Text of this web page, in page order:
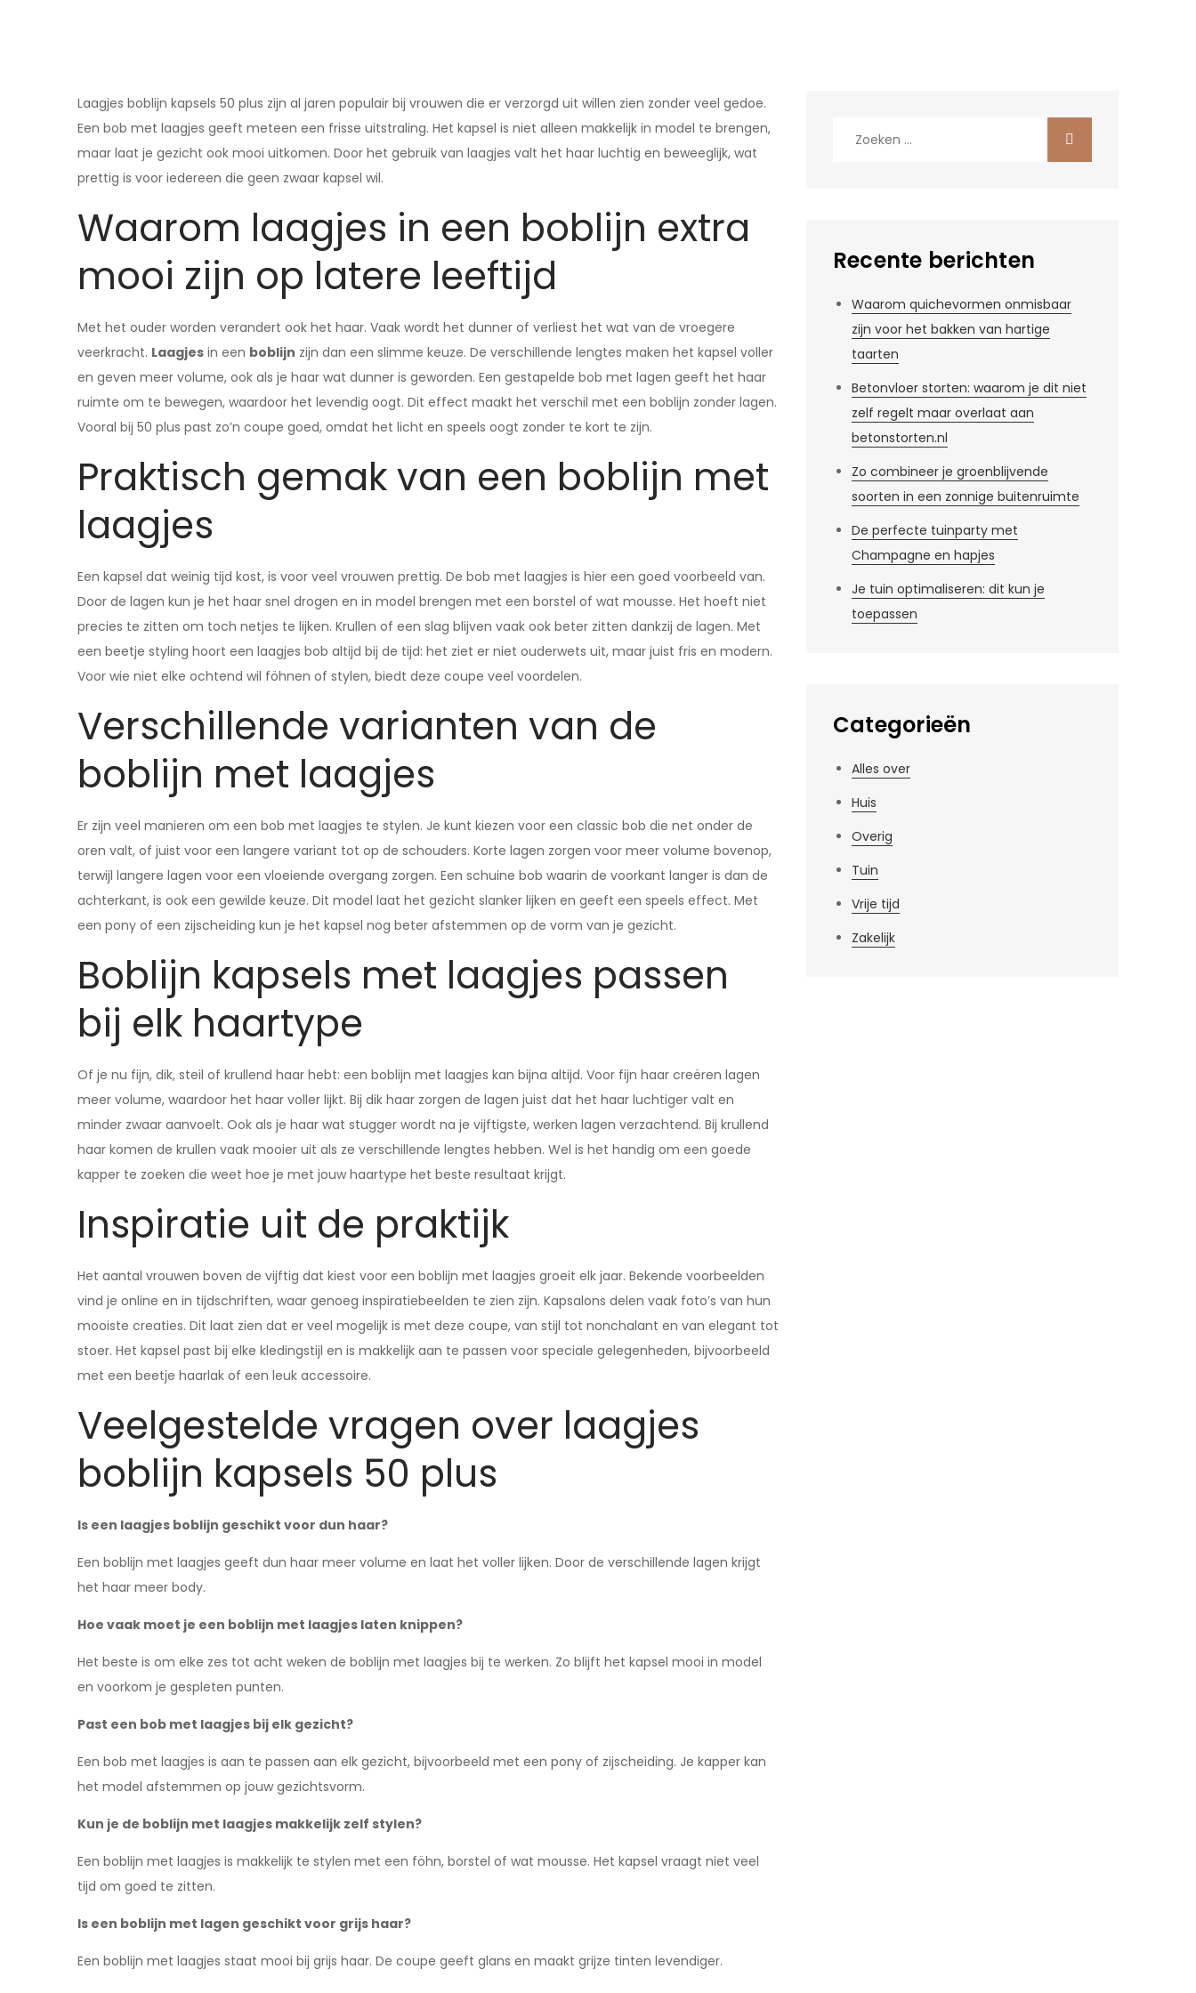
Laagjes boblijn kapsels 50 plus zijn al jaren populair bij vrouwen die er verzorgd uit willen zien zonder veel gedoe.
Een bob met laagjes geeft meteen een frisse uitstraling. Het kapsel is niet alleen makkelijk in model te brengen,
maar laat je gezicht ook mooi uitkomen. Door het gebruik van laagjes valt het haar luchtig en beweeglijk, wat
prettig is voor iedereen die geen zwaar kapsel wil.
Waarom laagjes in een boblijn extra
mooi zijn op latere leeftijd
Met het ouder worden verandert ook het haar. Vaak wordt het dunner of verliest het wat van de vroegere
veerkracht. Laagjes in een boblijn zijn dan een slimme keuze. De verschillende lengtes maken het kapsel voller
en geven meer volume, ook als je haar wat dunner is geworden. Een gestapelde bob met lagen geeft het haar
ruimte om te bewegen, waardoor het levendig oogt. Dit effect maakt het verschil met een boblijn zonder lagen.
Vooral bij 50 plus past zo’n coupe goed, omdat het licht en speels oogt zonder te kort te zijn.
Praktisch gemak van een boblijn met
laagjes
Een kapsel dat weinig tijd kost, is voor veel vrouwen prettig. De bob met laagjes is hier een goed voorbeeld van.
Door de lagen kun je het haar snel drogen en in model brengen met een borstel of wat mousse. Het hoeft niet
precies te zitten om toch netjes te lijken. Krullen of een slag blijven vaak ook beter zitten dankzij de lagen. Met
een beetje styling hoort een laagjes bob altijd bij de tijd: het ziet er niet ouderwets uit, maar juist fris en modern.
Voor wie niet elke ochtend wil föhnen of stylen, biedt deze coupe veel voordelen.
Verschillende varianten van de
boblijn met laagjes
Er zijn veel manieren om een bob met laagjes te stylen. Je kunt kiezen voor een classic bob die net onder de
oren valt, of juist voor een langere variant tot op de schouders. Korte lagen zorgen voor meer volume bovenop,
terwijl langere lagen voor een vloeiende overgang zorgen. Een schuine bob waarin de voorkant langer is dan de
achterkant, is ook een gewilde keuze. Dit model laat het gezicht slanker lijken en geeft een speels effect. Met
een pony of een zijscheiding kun je het kapsel nog beter afstemmen op de vorm van je gezicht.
Boblijn kapsels met laagjes passen
bij elk haartype
Of je nu fijn, dik, steil of krullend haar hebt: een boblijn met laagjes kan bijna altijd. Voor fijn haar creëren lagen
meer volume, waardoor het haar voller lijkt. Bij dik haar zorgen de lagen juist dat het haar luchtiger valt en
minder zwaar aanvoelt. Ook als je haar wat stugger wordt na je vijftigste, werken lagen verzachtend. Bij krullend
haar komen de krullen vaak mooier uit als ze verschillende lengtes hebben. Wel is het handig om een goede
kapper te zoeken die weet hoe je met jouw haartype het beste resultaat krijgt.
Inspiratie uit de praktijk
Het aantal vrouwen boven de vijftig dat kiest voor een boblijn met laagjes groeit elk jaar. Bekende voorbeelden
vind je online en in tijdschriften, waar genoeg inspiratiebeelden te zien zijn. Kapsalons delen vaak foto’s van hun
mooiste creaties. Dit laat zien dat er veel mogelijk is met deze coupe, van stijl tot nonchalant en van elegant tot
stoer. Het kapsel past bij elke kledingstijl en is makkelijk aan te passen voor speciale gelegenheden, bijvoorbeeld
met een beetje haarlak of een leuk accessoire.
Veelgestelde vragen over laagjes
boblijn kapsels 50 plus
Is een laagjes boblijn geschikt voor dun haar?
Een boblijn met laagjes geeft dun haar meer volume en laat het voller lijken. Door de verschillende lagen krijgt
het haar meer body.
Hoe vaak moet je een boblijn met laagjes laten knippen?
Het beste is om elke zes tot acht weken de boblijn met laagjes bij te werken. Zo blijft het kapsel mooi in model
en voorkom je gespleten punten.
Past een bob met laagjes bij elk gezicht?
Een bob met laagjes is aan te passen aan elk gezicht, bijvoorbeeld met een pony of zijscheiding. Je kapper kan
het model afstemmen op jouw gezichtsvorm.
Kun je de boblijn met laagjes makkelijk zelf stylen?
Een boblijn met laagjes is makkelijk te stylen met een föhn, borstel of wat mousse. Het kapsel vraagt niet veel
tijd om goed te zitten.
Is een boblijn met lagen geschikt voor grijs haar?
Een boblijn met laagjes staat mooi bij grijs haar. De coupe geeft glans en maakt grijze tinten levendiger.
Recente berichten
Waarom quichevormen onmisbaar
zijn voor het bakken van hartige
taarten
Betonvloer storten: waarom je dit niet
zelf regelt maar overlaat aan
betonstorten.nl
Zo combineer je groenblijvende
soorten in een zonnige buitenruimte
De perfecte tuinparty met
Champagne en hapjes
Je tuin optimaliseren: dit kun je
toepassen
Categorieën
Alles over
Huis
Overig
Tuin
Vrije tijd
Zakelijk